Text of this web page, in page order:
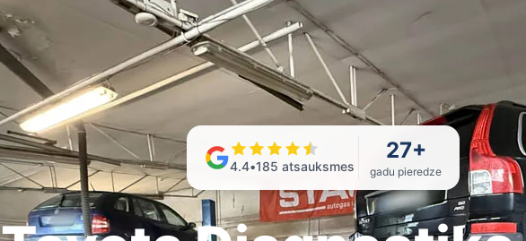
4.4•185 atsauksmes
27+
gadu pieredze